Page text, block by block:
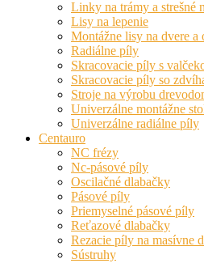
Linky na trámy a strešné
Lisy na lepenie
Montážne lisy na dvere a
Radiálne píly
Skracovacie píly s
Skracovacie píly so
Stroje na výrobu
Univerzálne montážne
Univerzálne radiálne píly
Centauro
NC frézy
Nc-pásové píly
Oscilačné dlabačky
Pásové píly
Priemyselné pásové píly
Reťazové dlabačky
Rezacie píly na masívne
Sústruhy